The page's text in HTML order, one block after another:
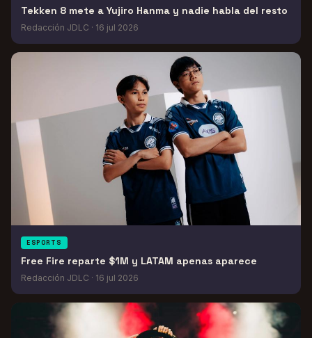
Tekken 8 mete a Yujiro Hanma y nadie habla del resto
Redacción JDLC · 16 jul 2026
ESPORTS
Free Fire reparte $1M y LATAM apenas aparece
Redacción JDLC · 16 jul 2026